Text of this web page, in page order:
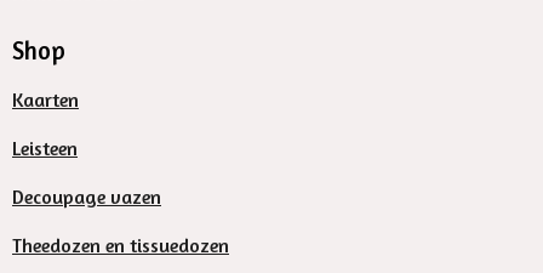
Shop
Kaarten
Leisteen
Decoupage vazen
Theedozen en tissuedozen